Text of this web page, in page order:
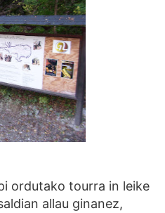
ordutako tourra in leike
allau ginanez,